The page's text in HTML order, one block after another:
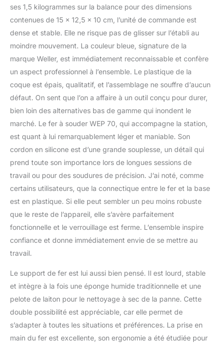
reproductibles. Conçu
dans un châssis de
pointe, avec un
interrupteur
d’alimentation à l’avant
pour faciliter accès, un
écran LCD lisible à 3
boutons pour un
contrôle de température
facile, un interrupteur à
l’avant pour une mise
sous tension et hors
tension aisées ainsi
qu’une navigation
intuitive grâce à toutes
les fonctions logicielles.
Cet appareil est doté de
telles qu’une navigation
intuitive, un mode veille
et la fonction de retrait
automatique. Changez
souder chaudes à la
tournant l’écrou moleté
en plastique sur le fer à
souder. Le fer à souder
et les pannes Weller
d’origine offrent les
meilleures performances
et une durée de vie
ses 1,5 kilogrammes sur la balance pour des dimensions
contenues de 15 x 12,5 x 10 cm, l’unité de commande est
dense et stable. Elle ne risque pas de glisser sur l’établi au
moindre mouvement. La couleur bleue, signature de la
marque Weller, est immédiatement reconnaissable et confère
un aspect professionnel à l’ensemble. Le plastique de la
coque est épais, qualitatif, et l’assemblage ne souffre d’aucun
défaut. On sent que l’on a affaire à un outil conçu pour durer,
bien loin des alternatives bas de gamme qui inondent le
marché. Le fer à souder WEP 70, qui accompagne la station,
est quant à lui remarquablement léger et maniable. Son
cordon en silicone est d’une grande souplesse, un détail qui
prend toute son importance lors de longues sessions de
travail ou pour des soudures de précision. J’ai noté, comme
certains utilisateurs, que la connectique entre le fer et la base
est en plastique. Si elle peut sembler un peu moins robuste
que le reste de l’appareil, elle s’avère parfaitement
fonctionnelle et le verrouillage est ferme. L’ensemble inspire
confiance et donne immédiatement envie de se mettre au
travail.
Le support de fer est lui aussi bien pensé. Il est lourd, stable
et intègre à la fois une éponge humide traditionnelle et une
pelote de laiton pour le nettoyage à sec de la panne. Cette
double possibilité est appréciable, car elle permet de
s’adapter à toutes les situations et préférences. La prise en
main du fer est excellente, son ergonomie a été étudiée pour